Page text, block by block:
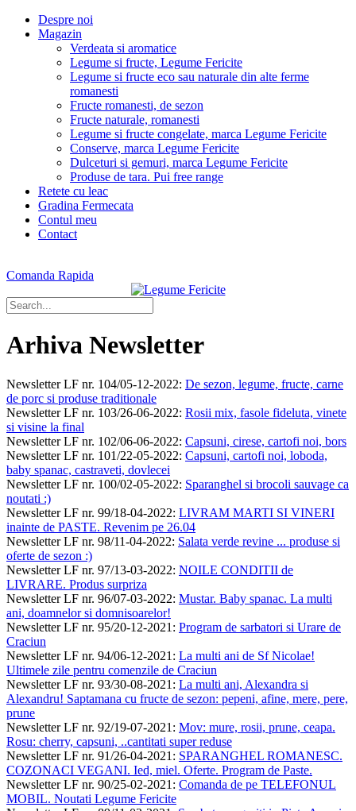
Despre noi
Magazin
Verdeata si aromatice
Legume si fructe, Legume Fericite
Legume si fructe eco sau naturale din alte ferme
romanesti
Fructe romanesti, de sezon
Fructe naturale, romanesti
Legume si fructe congelate, marca Legume Fericite
Conserve, marca Legume Fericite
Dulceturi si gemuri, marca Legume Fericite
Produse de tara. Pui free range
Retete cu leac
Gradina Fermecata
Contul meu
Contact
Comanda Rapida
Arhiva Newsletter
Newsletter LF nr. 104/05-12-2022: De sezon, legume, fructe, carne
de porc si produse traditionale
Newsletter LF nr. 103/26-06-2022: Rosii mix, fasole fideluta, vinete
si visine la final
Newsletter LF nr. 102/06-06-2022: Capsuni, cirese, cartofi noi, bors
Newsletter LF nr. 101/22-05-2022: Capsuni, cartofi noi, loboda,
baby spanac, castraveti, dovlecei
Newsletter LF nr. 100/02-05-2022: Sparanghel si brocoli sauvage ca
noutati :)
Newsletter LF nr. 99/18-04-2022: LIVRAM MARTI SI VINERI
inainte de PASTE. Revenim pe 26.04
Newsletter LF nr. 98/11-04-2022: Salata verde revine ... produse si
oferte de sezon :)
Newsletter LF nr. 97/13-03-2022: NOILE CONDITII de
LIVRARE. Produs surpriza
Newsletter LF nr. 96/07-03-2022: Mustar. Baby spanac. La multi
ani, doamnelor si domnisoarelor!
Newsletter LF nr. 95/20-12-2021 : Program de sarbatori si Urare de
Craciun
Newsletter LF nr. 94/06-12-2021 : La multi ani de Sf Nicolae!
Ultimele zile pentru comenzile de Craciun
Newsletter LF nr. 93/30-08-2021 : La multi ani, Alexandra si
Alexandru! Saptamana cu fructe de sezon: pepeni, afine, mere, pere,
prune
Newsletter LF nr. 92/19-07-2021 : Mov: mure, rosii, prune, ceapa.
Rosu: cherry, capsuni, ..cantitati super reduse
Newsletter LF nr. 91/26-04-2021 : SPARANGHEL ROMANESC.
COZONACI VEGANI. Ied, miel. Oferte. Program de Paste.
Newsletter LF nr. 90/25-02-2021 : Comanda de pe TELEFONUL
MOBIL. Noutati Legume Fericite